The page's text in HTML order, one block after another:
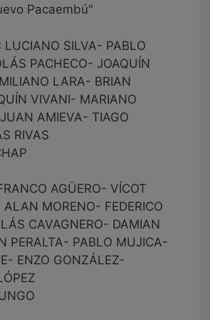
Pacaembú"
LUCIANO SILVA- PABLO
PACHECO- JOAQUÍN
LARA- BRIAN
VIVANI- MARIANO
AMIEVA- TIAGO
RIVAS
AGÜERO- VÍCOT
MORENO- FEDERICO
CAVAGNERO- DAMIAN
PERALTA- PABLO MUJICA-
ENZO GONZÁLEZ-